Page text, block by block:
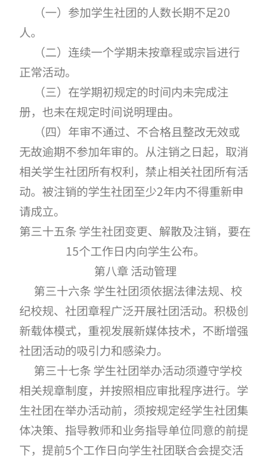
（一）参加学生社团的人数长期不足20
人。
（二）连续一个学期未按章程或宗旨进行
正常活动。
（三）在学期初规定的时间内未完成注
册，也未在规定时间说明理由。
（四）年审不通过、不合格且整改无效或
无故逾期不参加年审的。从注销之日起，取消
相关学生社团所有权利，禁止相关社团所有活
动。被注销的学生社团至少2年内不得重新申
请成立。
第三十五条 学生社团变更、解散及注销，要在
15个工作日内向学生公布。
第八章 活动管理
第三十六条 学生社团须依据法律法规、校
纪校规、社团章程广泛开展社团活动。积极创
新载体模式，重视发展新媒体技术，不断增强
社团活动的吸引力和感染力。
第三十七条 学生社团举办活动须遵守学校
相关规章制度，并按照相应审批程序进行。学
生社团在举办活动前，须按规定经学生社团集
体决策、指导教师和业务指导单位同意的前提
下，提前5个工作日向学生社团联合会提交活